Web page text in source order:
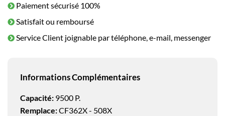
Paiement sécurisé 100%
Satisfait ou remboursé
Service Client joignable par téléphone, e-mail, messenger
Informations Complémentaires
Capacité: 9500 P.
Remplace:CF362X - 508X